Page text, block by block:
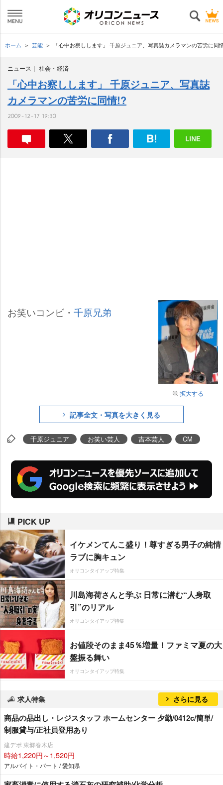
ホーム 芸能 「心中お察しします」 千原ジュニア、写真誌カメラマンの苦労に同
ニュース 社会・経済
「心中お察しします」 千原ジュニア、写真誌
カメラマンの苦労に同情!?
2009-12-17 19:30
拡大する
お笑いコンビ・ 千原兄弟
記事全文・写真を大きく見る
千原ジュニア お笑い芸人 吉本芸人 CM
PICK UP
イケメンてんこ盛り！尊すぎる男子の純情
ラブに胸キュン
オリコンタイアップ特集
川島海荷さんと学ぶ 日常に潜む“人身取
引”のリアル
オリコンタイアップ特集
お値段そのまま45％増量！ファミマ夏の大
盤振る舞い
オリコンタイアップ特集
求人特集 さらに見る
商品の品出し・レジスタッフ ホームセンター 夕勤/0412c/簡単/
制服貸与/正社員登用あり
建デポ 東郷春木店
時給1,220円～1,520円
アルバイト・パート / 愛知県